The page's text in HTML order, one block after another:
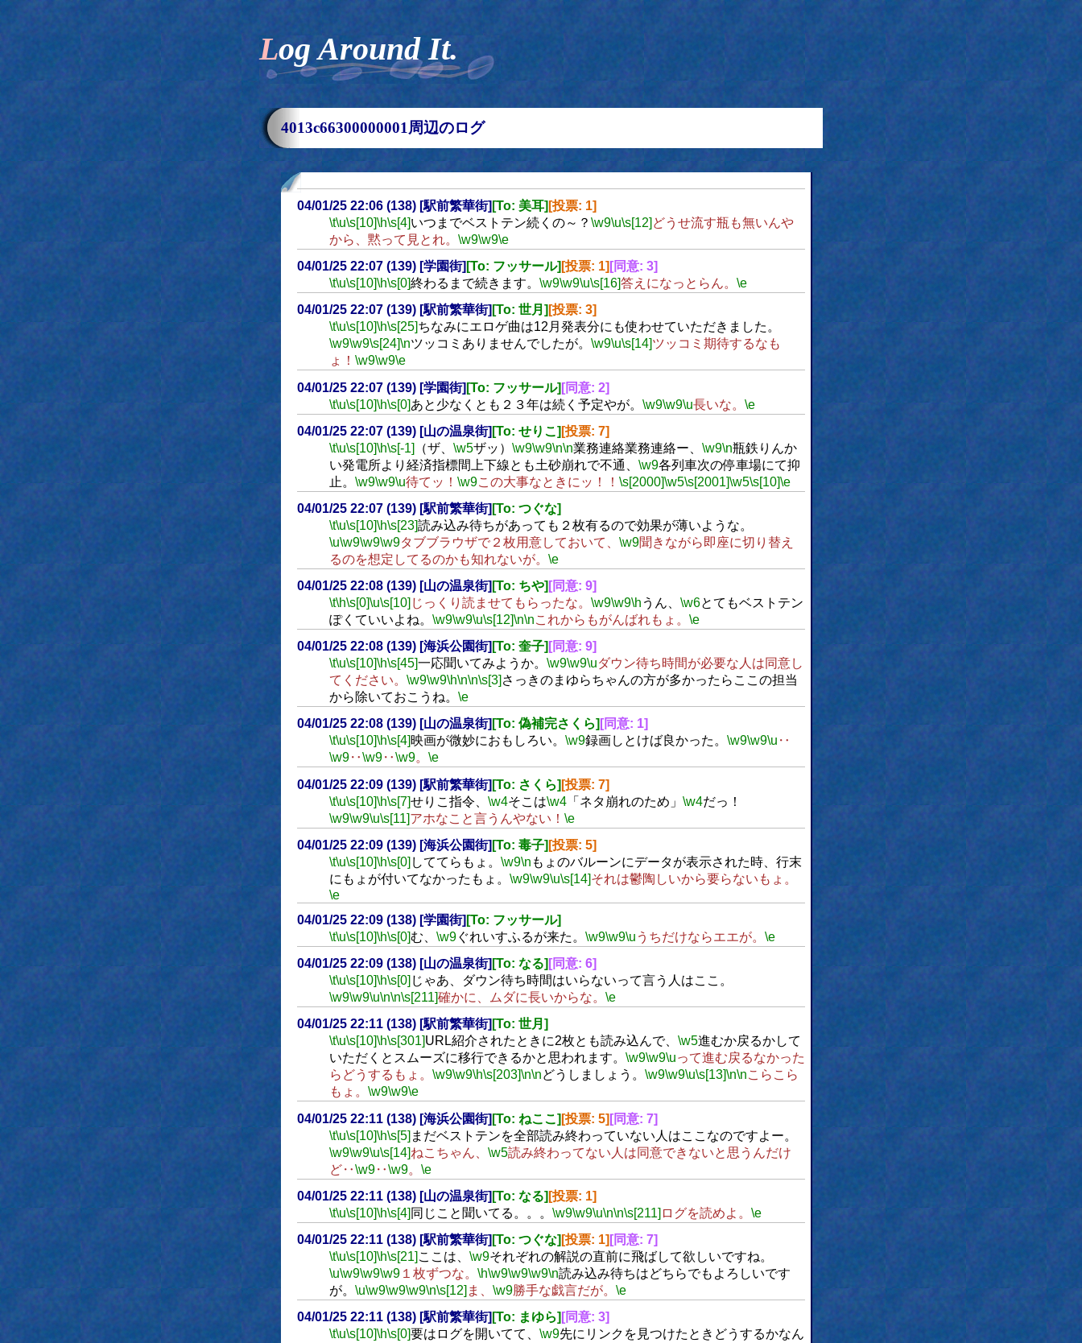
Log Around It.
4013c66300000001周辺のログ
04/01/25 22:06 (138) [駅前繁華街] [To: 美耳] [投票: 1]
\t\u\s[10]\h\s[4]いつまでベストテン続くの～？ \w9\u\s[12] どうせ流す瓶も無いんや
から、黙って見とれ。 \w9\w9\e
04/01/25 22:07 (139) [学園街] [To: フッサール] [投票: 1] [同意: 3]
\t\u\s[10]\h\s[0]終わるまで続きます。 \w9\w9\u\s[16]答えになっとらん。 \e
04/01/25 22:07 (139) [駅前繁華街] [To: 世月] [投票: 3]
\t\u\s[10]\h\s[25]ちなみにエロゲ曲は12月発表分にも使わせていただきました。
\w9\w9\s[24]\nツッコミありませんでしたが。 \w9\u\s[14]ツッコミ期待するなも
ょ！ \w9\w9\e
04/01/25 22:07 (139) [学園街] [To: フッサール] [同意: 2]
\t\u\s[10]\h\s[0]あと少なくとも２３年は続く予定やが。 \w9\w9\u長いな。 \e
04/01/25 22:07 (139) [山の温泉街] [To: せりこ] [投票: 7]
\t\u\s[10]\h\s[-1] （ザ、 \w5ザッ） \w9\w9\n\n業務連絡業務連絡ー、 \w9\n瓶鉄りんか
い発電所より経済指標間上下線とも土砂崩れで不通、 \w9各列車次の停車場にて抑
止。 \w9\w9\u待てッ！ \w9この大事なときにッ！！ \s[2000]\w5\s[2001]\w5\s[10]\e
04/01/25 22:07 (139) [駅前繁華街] [To: つぐな]
\t\u\s[10]\h\s[23]読み込み待ちがあっても２枚有るので効果が薄いような。
\u\w9\w9\w9タブブラウザで２枚用意しておいて、 \w9聞きながら即座に切り替え
るのを想定してるのかも知れないが。 \e
04/01/25 22:08 (139) [山の温泉街] [To: ちや] [同意: 9]
\t\h\s[0]\u\s[10] じっくり読ませてもらったな。 \w9\w9\h うん、 \w6とてもベストテン
ぽくていいよね。 \w9\w9\u\s[12]\n\nこれからもがんばれもょ。 \e
04/01/25 22:08 (139) [海浜公園街] [To: 奎子] [同意: 9]
\t\u\s[10]\h\s[45]一応聞いてみようか。 \w9\w9\uダウン待ち時間が必要な人は同意し
てください。 \w9\w9\h\n\n\s[3] さっきのまゆらちゃんの方が多かったらここの担当
から除いておこうね。 \e
04/01/25 22:08 (139) [山の温泉街] [To: 偽補完さくら] [同意: 1]
\t\u\s[10] \h\s[4] 映画が微妙におもしろい。 \w9録画しとけば良かった。 \w9\w9\u ‥
\w9‥\w9‥\w9。 \e
04/01/25 22:09 (139) [駅前繁華街] [To: さくら] [投票: 7]
\t\u\s[10]\h\s[7]せりこ指令、 \w4そこは\w4「ネタ崩れのため」 \w4だっ！
\w9\w9\u\s[11]アホなこと言うんやない！ \e
04/01/25 22:09 (139) [海浜公園街] [To: 毒子] [投票: 5]
\t\u\s[10]\h\s[0] しててらもょ。 \w9\n もょのバルーンにデータが表示された時、行末
にもょが付いてなかったもょ。 \w9\w9\u\s[14]それは鬱陶しいから要らないもょ。
\e
04/01/25 22:09 (138) [学園街] [To: フッサール]
\t\u\s[10]\h\s[0]む、 \w9ぐれいすふるが来た。 \w9\w9\u うちだけならエエが。 \e
04/01/25 22:09 (138) [山の温泉街] [To: なる] [同意: 6]
\t\u\s[10]\h\s[0] じゃあ、ダウン待ち時間はいらないって言う人はここ。
\w9\w9\u\n\n\s[211]確かに、ムダに長いからな。 \e
04/01/25 22:11 (138) [駅前繁華街] [To: 世月]
\t\u\s[10]\h\s[301]URL紹介されたときに2枚とも読み込んで、 \w5進むか戻るかして
いただくとスムーズに移行できるかと思われます。 \w9\w9\uって進む戻るなかった
らどうするもょ。 \w9\w9\h\s[203]\n\nどうしましょう。 \w9\w9\u\s[13]\n\nこらこら
もょ。 \w9\w9\e
04/01/25 22:11 (138) [海浜公園街] [To: ねここ] [投票: 5] [同意: 7]
\t\u\s[10]\h\s[5] まだベストテンを全部読み終わっていない人はここなのですよー。
\w9\w9\u\s[14]ねこちゃん、 \w5読み終わってない人は同意できないと思うんだけ
ど‥\w9‥\w9。 \e
04/01/25 22:11 (138) [山の温泉街] [To: なる] [投票: 1]
\t\u\s[10]\h\s[4] 同じこと聞いてる。。。 \w9\w9\u\n\n\s[211] ログを読めよ。 \e
04/01/25 22:11 (138) [駅前繁華街] [To: つぐな] [投票: 1] [同意: 7]
\t\u\s[10]\h\s[21] ここは、 \w9それぞれの解説の直前に飛ばして欲しいですね。
\u\w9\w9\w9１枚ずつな。 \h\w9\w9\w9\n読み込み待ちはどちらでもよろしいです
が。 \u\w9\w9\w9\n\s[12] ま、 \w9勝手な戯言だが。 \e
04/01/25 22:11 (138) [駅前繁華街] [To: まゆら] [同意: 3]
\t\u\s[10]\h\s[0]要はログを開いてて、 \w9先にリンクを見つけたときどうするかなん